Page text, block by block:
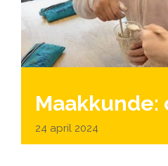
Maakkunde:
24 april 2024